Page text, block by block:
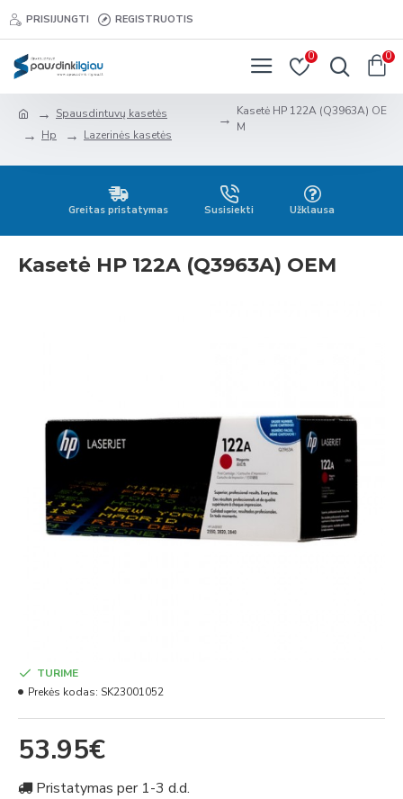
PRISIJUNGTI REGISTRUOTIS
0 0
Spausdintuvų kasetės
Hp
Lazerinės kasetės
Kasetė HP 122A (Q3963A) OE
M
Greitas pristatymas Susisiekti Užklausa
Kasetė HP 122A (Q3963A) OEM
53.95€
TURIME
Prekės kodas: SK23001052
Pristatymas per 1-3 d.d.